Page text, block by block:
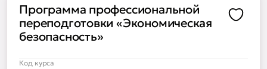
Программа профессиональной
переподготовки «Экономическая
безопасность»
Код курса